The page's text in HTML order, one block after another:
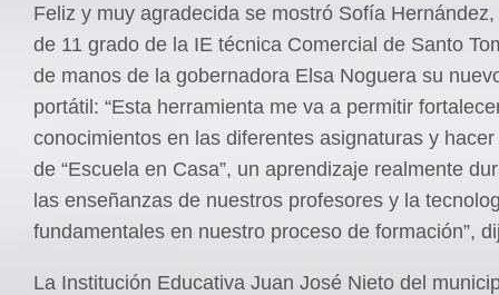
Feliz y muy agradecida se mostró Sofía
de 11 grado de la IE técnica Comercial de Santo
de manos de la gobernadora Elsa Noguera su
portátil: “Esta herramienta me va a permitir
conocimientos en las diferentes asignaturas y
de “Escuela en Casa”, un aprendizaje realmente
las enseñanzas de nuestros profesores y la
fundamentales en nuestro proceso de formación”,
La Institución Educativa Juan José Nieto del